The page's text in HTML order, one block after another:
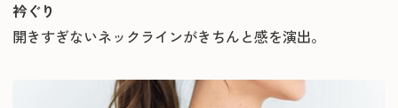
衿ぐり
開きすぎないネックラインがきちんと感を演出。